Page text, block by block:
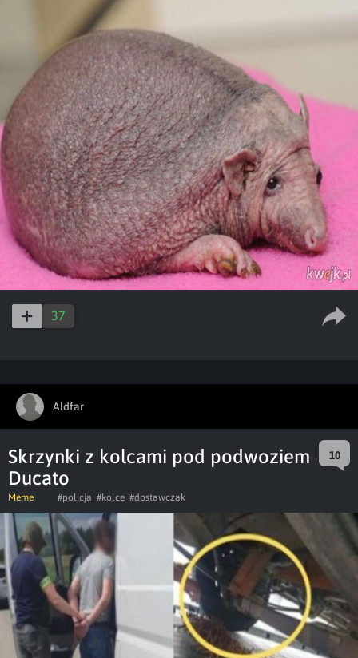
37
Aldfar
Skrzynki z kolcami pod podwoziem
Ducato
10
Meme #policja #kolce #dostawczak